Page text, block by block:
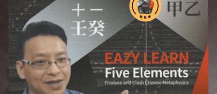
八字雜記
心靈成長
人氣最高
站長精選
Podcast聽書
團隊訓練營
八字視頻
陽宅視頻
線上學苑
八字初階班1
八字初階班2
八字進階班
命理商城
八字完整班
《十神高階實戰錄》完整典藏版
我的著作
科學八字推理1
與我預約
團隊教練訓練營
Podcast聽書
八字線上批命
小兒命名
臉書生活